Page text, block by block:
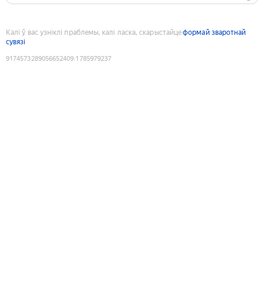
Калі ў вас узніклі праблемы, калі ласка, скарыстайцеформай зваротнай
сувязі
9174573289056652409:1785979237